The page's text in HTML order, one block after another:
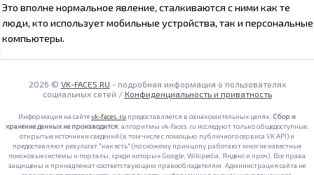
Это вполне нормальное явление, сталкиваются с ними как те
люди, кто использует мобильные устройства, так и персональные
компьютеры.
2026 © VK-FACES.RU - подробная информация о пользователях
социальных сетей / Конфиденциальность и приватность
Информация на сайтеvk-faces.ru предоставляется в ознакомительных целях. Сбор и
хранение данных не производится, алгоритмы vk-faces.ru исследуют только общедоступные,
открытые источники сведений (в том числе с помощью публичного сервиса VK API) и
предоставляют результат "как есть" (по схожему принципу работают многие известные
поисковые системы и порталы, среди которых Google, Wikipedia, Яндекс и проч). Все права
защищены и принадлежат соответствующим правообладателям. Администрация сайта не